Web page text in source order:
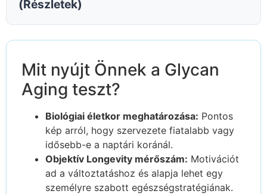
(Részletek)
Mit nyújt Önnek a Glycan
Aging teszt?
Biológiai életkor meghatározása: Pontos
kép arról, hogy szervezete fiatalabb vagy
idősebb-e a naptári koránál.
Objektív Longevity mérőszám: Motivációt
ad a változtatáshoz és alapja lehet egy
személyre szabott egészségstratégiának.